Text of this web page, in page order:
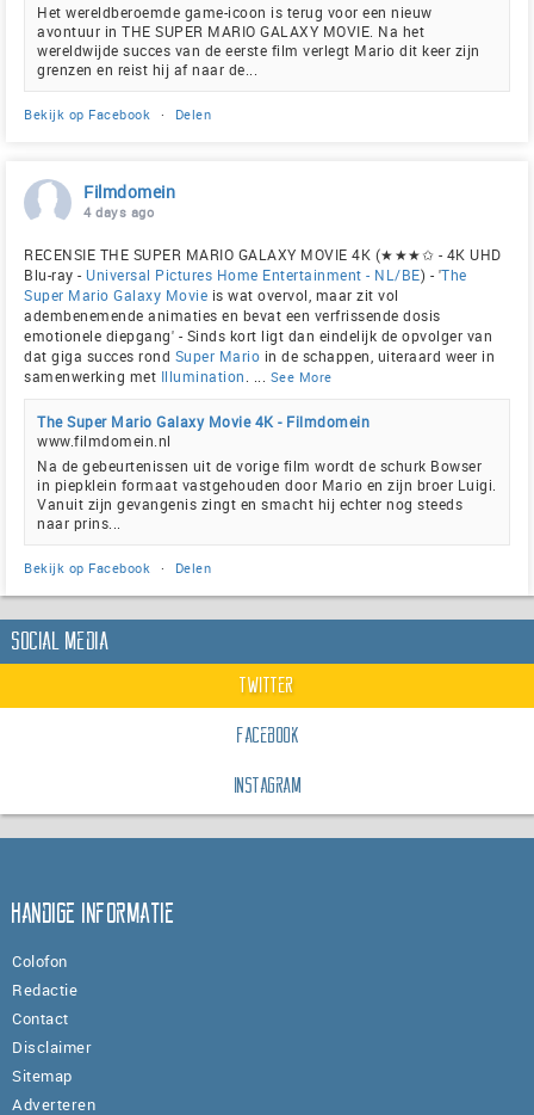
Het wereldberoemde game-icoon is terug voor een nieuw
avontuur in THE SUPER MARIO GALAXY MOVIE. Na het
wereldwijde succes van de eerste film verlegt Mario dit keer zijn
grenzen en reist hij af naar de...
Bekijk op Facebook · Delen
Filmdomein
4 days ago
RECENSIE THE SUPER MARIO GALAXY MOVIE 4K (★★★✩ - 4K UHD
Blu-ray - Universal Pictures Home Entertainment - NL/BE) - 'The
Super Mario Galaxy Movie is wat overvol, maar zit vol
adembenemende animaties en bevat een verfrissende dosis
emotionele diepgang' - Sinds kort ligt dan eindelijk de opvolger van
dat giga succes rond Super Mario in de schappen, uiteraard weer in
samenwerking met Illumination See More
The Super Mario Galaxy Movie 4K - Filmdomein
www.filmdomein.nl
Na de gebeurtenissen uit de vorige film wordt de schurk Bowser
in piepklein formaat vastgehouden door Mario en zijn broer Luigi.
Vanuit zijn gevangenis zingt en smacht hij echter nog steeds
naar prins...
Bekijk op Facebook · Delen
Social Media
Twitter
Facebook
Instagram
Handige informatie
Colofon
Redactie
Contact
Disclaimer
Sitemap
Adverteren